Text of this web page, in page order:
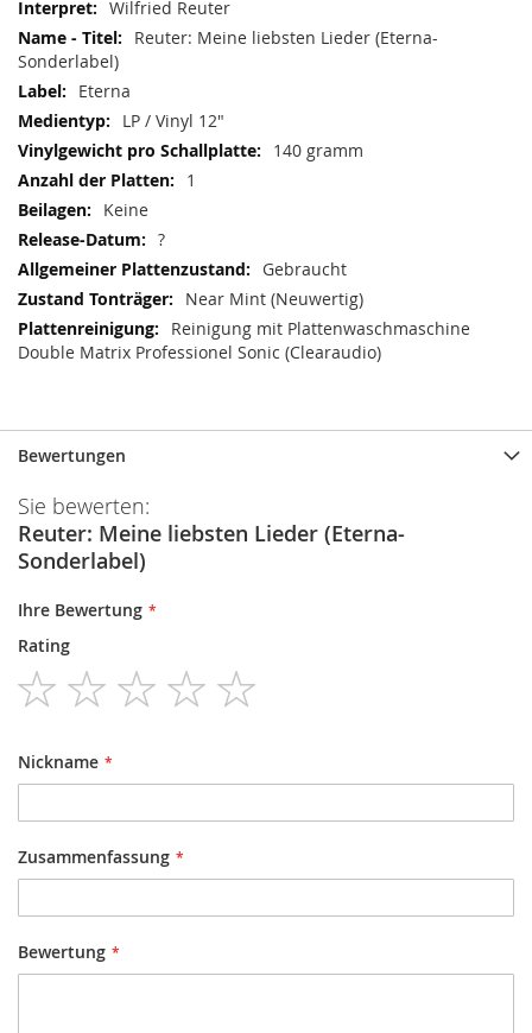
Wilfried Reuter
Reuter: Meine liebsten Lieder (Eterna-
Sonderlabel)
Eterna
LP / Vinyl 12"
140 gramm
1
Keine
?
Gebraucht
Near Mint (Neuwertig)
Reinigung mit Plattenwaschmaschine
Double Matrix Professionel Sonic (Clearaudio)
Bewertungen
Sie bewerten:
Reuter: Meine liebsten Lieder (Eterna-
Sonderlabel)
Ihre Bewertung
Rating
1
star
2
stars
3
stars
4
stars
Nickname
Zusammenfassung
Bewertung